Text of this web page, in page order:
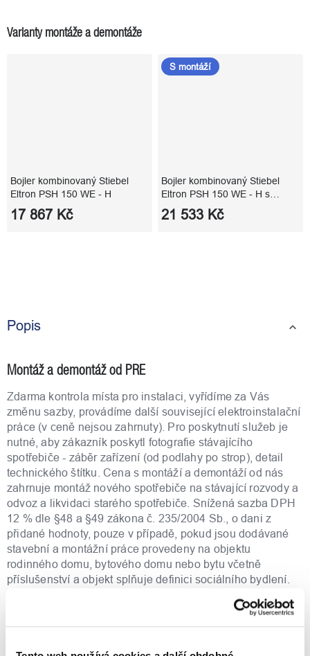
Varianty montáže a demontáže
Bojler kombinovaný Stiebel
Eltron PSH 150 WE - H
17 867 Kč
S montáží
Bojler kombinovaný Stiebel
Eltron PSH 150 WE - H s
montáží
21 533 Kč
Popis
Montáž a demontáž od PRE
Zdarma kontrola místa pro instalaci, vyřídíme za Vás
změnu sazby, provádíme další související elektroinstalační
práce (v ceně nejsou zahrnuty). Pro poskytnutí služeb je
nutné, aby zákazník poskytl fotografie stávajícího
spotřebiče - záběr zařízení (od podlahy po strop), detail
technického štítku. Cena s montáží a demontáží od nás
zahrnuje montáž nového spotřebiče na stávající rozvody a
odvoz a likvidaci starého spotřebiče. Snížená sazba DPH
12 % dle §48 a §49 zákona č. 235/2004 Sb., o dani z
přidané hodnoty, pouze v případě, pokud jsou dodávané
stavební a montážní práce provedeny na objektu
rodinného domu, bytového domu nebo bytu včetně
příslušenství a objekt splňuje definici sociálního bydlení.
čestného prohlášení před montáží. Při montáži mimo
Prahu a Roztoky účtujeme 27,83 Kč s DPH/km, v případě